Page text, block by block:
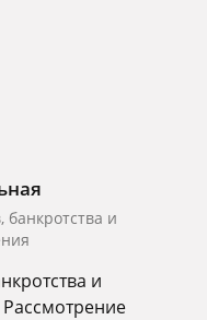
и
и
Рассмотрение